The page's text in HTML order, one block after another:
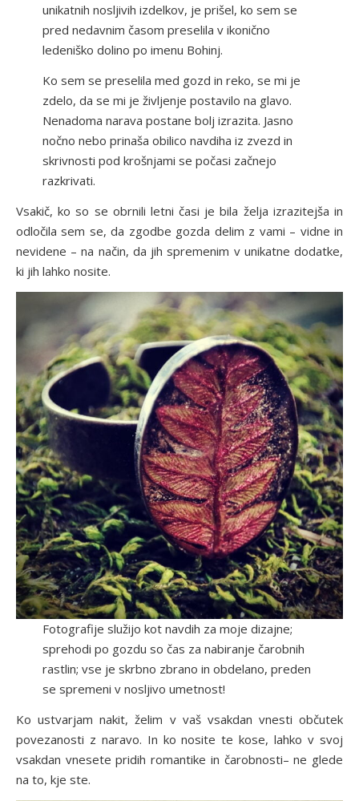
unikatnih nosljivih izdelkov, je prišel, ko sem se
pred nedavnim časom preselila v ikonično
ledeniško dolino po imenu Bohinj.
Ko sem se preselila med gozd in reko, se mi je
zdelo, da se mi je življenje postavilo na glavo.
Nenadoma narava postane bolj izrazita. Jasno
nočno nebo prinaša obilico navdiha iz zvezd in
skrivnosti pod krošnjami se počasi začnejo
razkrivati.
Vsakič, ko so se obrnili letni časi je bila želja izrazitejša in
odločila sem se, da zgodbe gozda delim z vami – vidne in
nevidene – na način, da jih spremenim v unikatne dodatke,
ki jih lahko nosite.
Fotografije služijo kot navdih za moje dizajne;
sprehodi po gozdu so čas za nabiranje čarobnih
rastlin; vse je skrbno zbrano in obdelano, preden
se spremeni v nosljivo umetnost!
Ko ustvarjam nakit, želim v vaš vsakdan vnesti občutek
povezanosti z naravo. In ko nosite te kose, lahko v svoj
vsakdan vnesete pridih romantike in čarobnosti– ne glede
na to, kje ste.